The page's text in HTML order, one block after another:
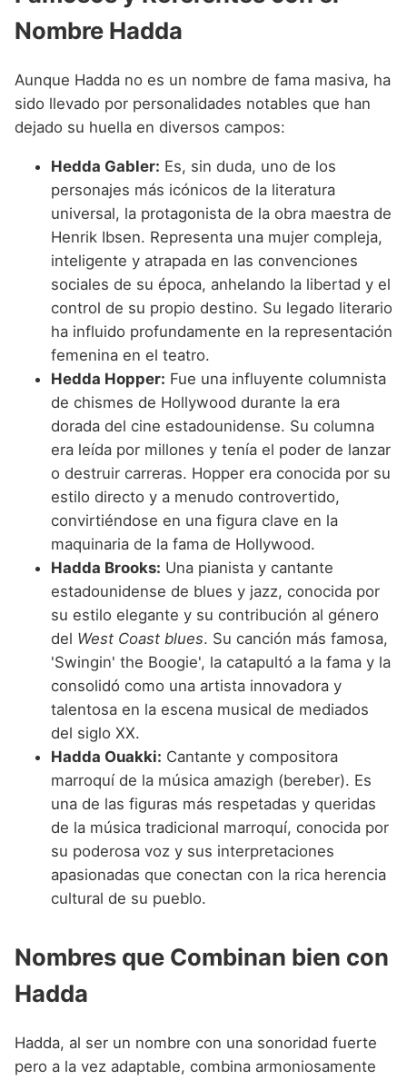
Nombre Hadda
Aunque Hadda no es un nombre de fama masiva, ha
sido llevado por personalidades notables que han
dejado su huella en diversos campos:
Hedda Gabler: Es, sin duda, uno de los
personajes más icónicos de la literatura
universal, la protagonista de la obra maestra de
Henrik Ibsen. Representa una mujer compleja,
inteligente y atrapada en las convenciones
sociales de su época, anhelando la libertad y el
control de su propio destino. Su legado literario
ha influido profundamente en la representación
femenina en el teatro.
Hedda Hopper: Fue una influyente columnista
de chismes de Hollywood durante la era
dorada del cine estadounidense. Su columna
era leída por millones y tenía el poder de lanzar
o destruir carreras. Hopper era conocida por su
estilo directo y a menudo controvertido,
convirtiéndose en una figura clave en la
maquinaria de la fama de Hollywood.
Hadda Brooks: Una pianista y cantante
estadounidense de blues y jazz, conocida por
su estilo elegante y su contribución al género
del West Coast blues. Su canción más famosa,
'Swingin' the Boogie', la catapultó a la fama y la
consolidó como una artista innovadora y
talentosa en la escena musical de mediados
del siglo XX.
Hadda Ouakki: Cantante y compositora
marroquí de la música amazigh (bereber). Es
una de las figuras más respetadas y queridas
de la música tradicional marroquí, conocida por
su poderosa voz y sus interpretaciones
apasionadas que conectan con la rica herencia
cultural de su pueblo.
Nombres que Combinan bien con
Hadda
Hadda, al ser un nombre con una sonoridad fuerte
pero a la vez adaptable, combina armoniosamente